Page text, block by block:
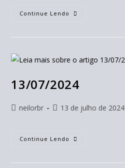
Continue Lendo
13/07/2024
neilorbr 13 de julho de 2024
Continue Lendo